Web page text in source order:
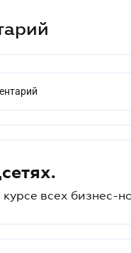
всех бизнес-